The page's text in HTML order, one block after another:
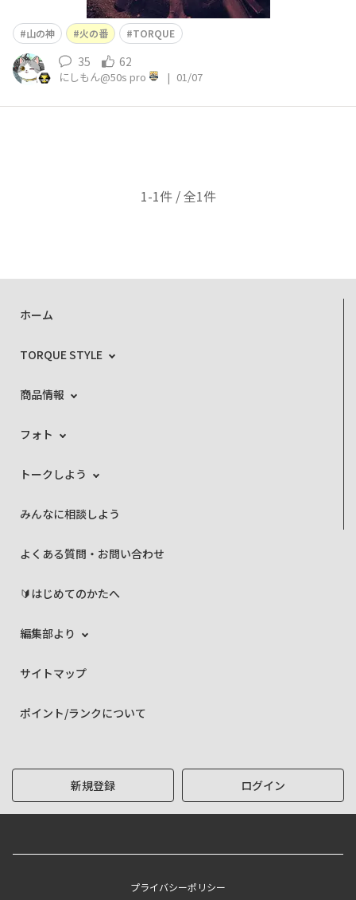
山の神 火の番 TORQUE
35 62
にしもん@50s pro | 01/07
1-1件 / 全1件
ホーム
TORQUE STYLE
商品情報
フォト
トークしよう
みんなに相談しよう
よくある質問・お問い合わせ
🔰はじめてのかたへ
編集部より
サイトマップ
ポイント/ランクについて
新規登録 ログイン
プライバシーポリシー